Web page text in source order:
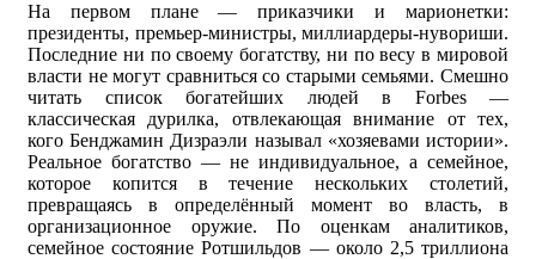
На первом плане — приказчики и марионетки:
президенты, премьер-министры, миллиардеры-нувориши.
Последние ни по своему богатству, ни по весу в мировой
власти не могут сравниться со старыми семьями. Смешно
читать список богатейших людей в Forbes —
классическая дурилка, отвлекающая внимание от тех,
кого Бенджамин Дизраэли называл «хозяевами истории».
Реальное богатство — не индивидуальное, а семейное,
которое копится в течение нескольких столетий,
превращаясь в определённый момент во власть, в
организационное оружие. По оценкам аналитиков,
семейное состояние Ротшильдов — около 2,5 триллиона